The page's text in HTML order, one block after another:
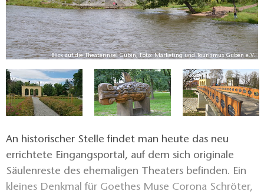
Blick auf die Theaterinsel Gubin, Foto: Marketing und Tourismus Guben e.V.
An historischer Stelle findet man heute das neu
errichtete Eingangsportal, auf dem sich originale
Säulenreste des ehemaligen Theaters befinden. Ein
kleines Denkmal für Goethes Muse Corona Schröter,